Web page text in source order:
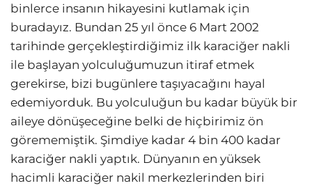
binlerce insanın hikayesini kutlamak için
buradayız. Bundan 25 yıl önce 6 Mart 2002
tarihinde gerçekleştirdiğimiz ilk karaciğer nakli
ile başlayan yolculuğumuzun itiraf etmek
gerekirse, bizi bugünlere taşıyacağını hayal
edemiyorduk. Bu yolculuğun bu kadar büyük bir
aileye dönüşeceğine belki de hiçbirimiz ön
görememiştik. Şimdiye kadar 4 bin 400 kadar
karaciğer nakli yaptık. Dünyanın en yüksek
hacimli karaciğer nakil merkezlerinden biri